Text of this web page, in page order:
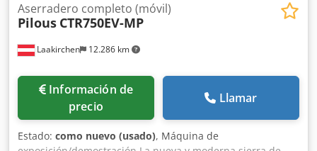
Laakirchen 12.286 km
Aserradero completo (móvil)
Pilous CTR750EV-MP
Información de
precio
Llamar
Estado: como nuevo (usado), Máquina de